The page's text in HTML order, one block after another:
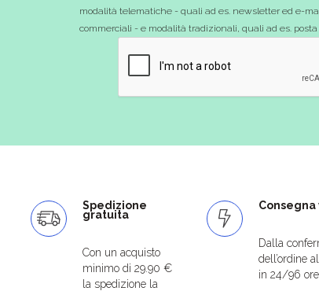
modalità telematiche - quali ad es. newsletter ed e-
commerciali - e modalità tradizionali, quali ad es. posta
Spedizione
gratuita
Con un acquisto
minimo di 29.90 €
la spedizione la
Dalla
dell’ordine
in 24/96 ore.